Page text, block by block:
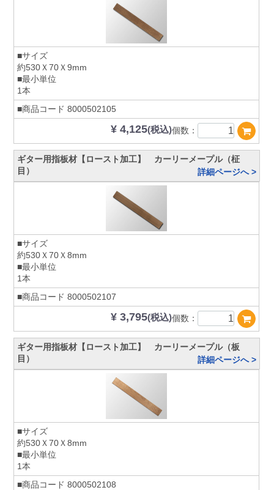
■サイズ
約530Ｘ70Ｘ9mm
■最小単位
1本
■商品コード 8000502105
¥ 4,125(税込)個数：
ギター用指板材【ロースト加工】 カーリーメープル（柾
目）
詳細ページへ >
■サイズ
約530Ｘ70Ｘ8mm
■最小単位
1本
■商品コード 8000502107
¥ 3,795(税込)個数：
ギター用指板材【ロースト加工】 カーリーメープル（板
目）
詳細ページへ >
■サイズ
約530Ｘ70Ｘ8mm
■最小単位
1本
■商品コード 8000502108